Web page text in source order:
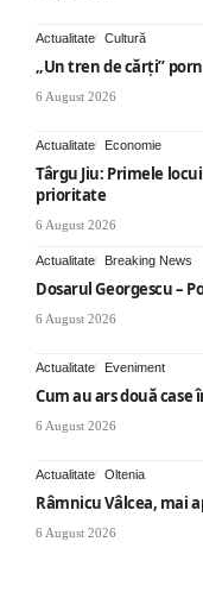
Actualitate Cultură
„Un tren de cărți”
6 August 2026
Actualitate Economie
Târgu Jiu: Primele
prioritate
6 August 2026
Actualitate Breaking News
Dosarul Georgescu –
6 August 2026
Actualitate Eveniment
Cum au ars două case
6 August 2026
Actualitate Oltenia
Râmnicu Vâlcea, mai
6 August 2026